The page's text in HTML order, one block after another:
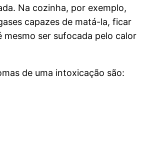
Na cozinha, por exemplo,
capazes de matá-la, ficar
mesmo ser sufocada pelo calor
de uma intoxicação são: